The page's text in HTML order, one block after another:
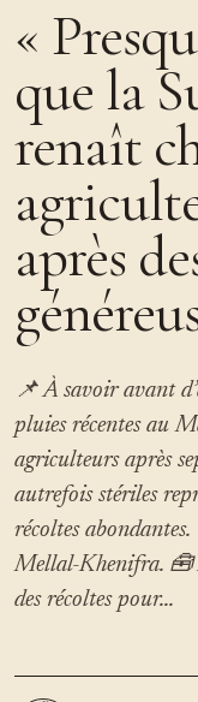
«
que la
renaît
après
📌 À savoir avant
pluies récentes au
agriculteurs après
autrefois stériles
récoltes
Mellal-Khenifra. 🧰
des récoltes pour...